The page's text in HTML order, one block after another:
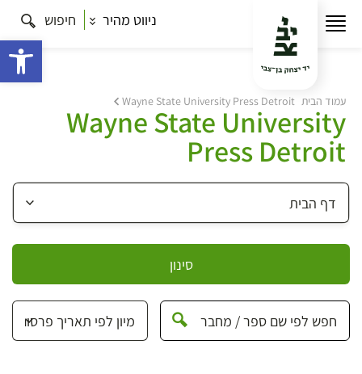
ניווט מהיר חיפוש
עמוד הבית Wayne State University Press Detroit
Wayne State University
Press Detroit
סינון